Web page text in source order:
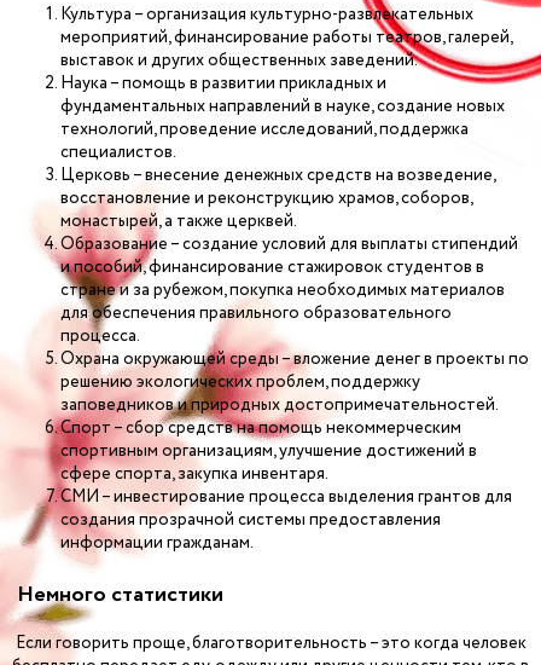
Культура – организация культурно-развлекательных
мероприятий, финансирование работы театров, галерей,
выставок и других общественных заведений.
Наука – помощь в развитии прикладных и
фундаментальных направлений в науке, создание новых
технологий, проведение исследований, поддержка
специалистов.
Церковь – внесение денежных средств на возведение,
восстановление и реконструкцию храмов, соборов,
монастырей, а также церквей.
Образование – создание условий для выплаты стипендий
и пособий, финансирование стажировок студентов в
стране и за рубежом, покупка необходимых материалов
для обеспечения правильного образовательного
процесса.
Охрана окружающей среды – вложение денег в проекты по
решению экологических проблем, поддержку
заповедников и природных достопримечательностей.
Спорт – сбор средств на помощь некоммерческим
спортивным организациям, улучшение достижений в
сфере спорта, закупка инвентаря.
СМИ – инвестирование процесса выделения грантов для
создания прозрачной системы предоставления
информации гражданам.
Немного статистики
Если говорить проще, благотворительность – это когда человек